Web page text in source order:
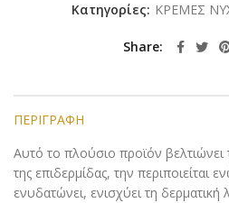
Κατηγορίες: ΚΡΕΜΕΣ
Share
ΠΕΡΙΓΡΑΦΉ
Αυτό το πλούσιο προϊόν
της επιδερμίδας, την περιποιείται
ενυδατώνει, ενισχύει τη